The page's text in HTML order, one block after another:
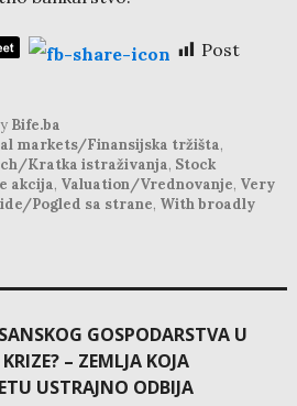
Post
Bife.ba
markets/Finansijska tržišta,
Kratka istraživanja, Stock
akcija, Valuation/Vrednovanje, Very
Pogled sa strane, With broadly
GOSPODARSTVA U
– ZEMLJA KOJA
USTRAJNO ODBIJA